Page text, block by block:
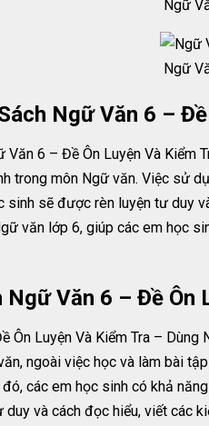
Ngữ
Ngữ
Ngữ Văn 6 –
Văn 6 – Đề Ôn Luyện Và Kiểm
trong môn Ngữ văn. Việc sử
sinh sẽ được rèn luyện tư duy
văn lớp 6, giúp các em học
Văn 6 – Đề Ôn
Ôn Luyện Và Kiểm Tra –
ngoài việc học và làm bài
các em học sinh có khả
và cách đọc hiểu, viết các